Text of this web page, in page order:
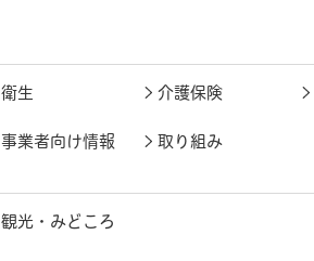
衛生 介護保険
事業者向け情報 取り組み
観光・みどころ